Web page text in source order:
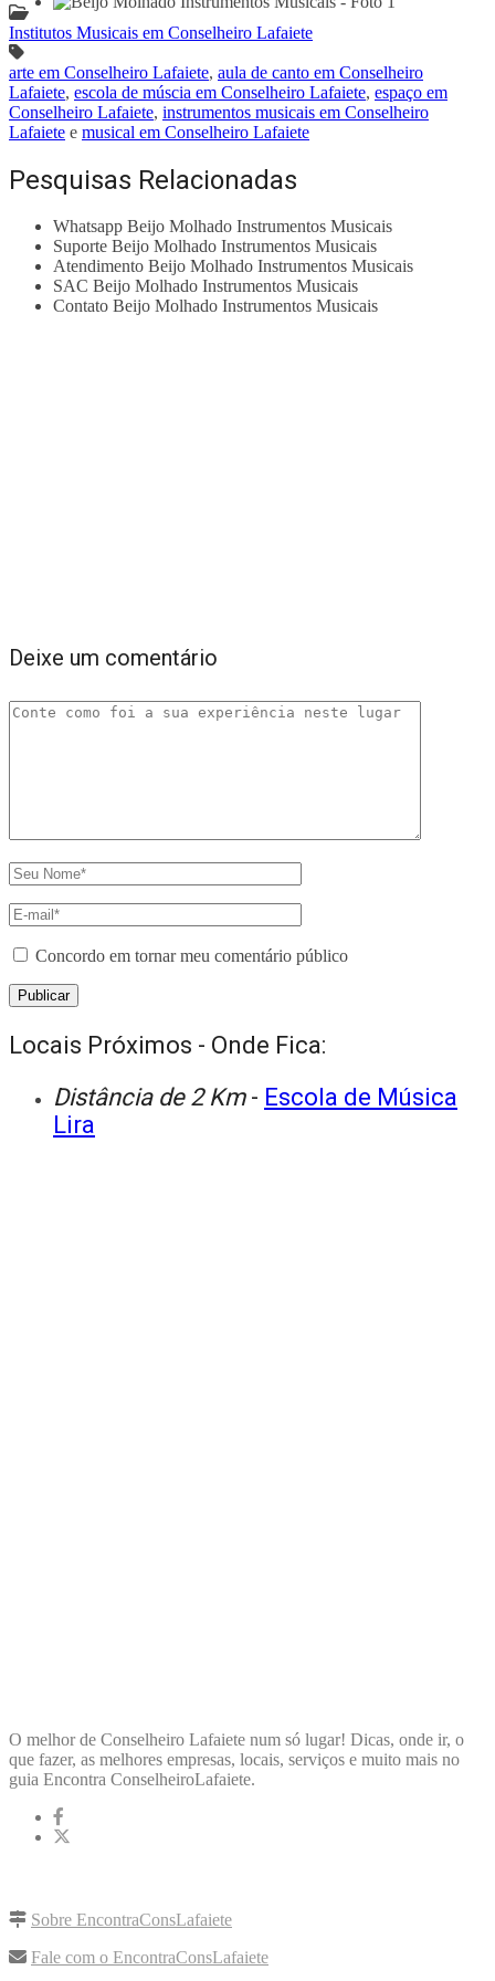
Institutos Musicais em Conselheiro Lafaiete
arte em Conselheiro Lafaiete, aula de canto em Conselheiro
Lafaiete, escola de múscia em Conselheiro Lafaiete, espaço em
Conselheiro Lafaiete, instrumentos musicais em Conselheiro
Lafaiete e musical em Conselheiro Lafaiete
Pesquisas Relacionadas
Whatsapp Beijo Molhado Instrumentos Musicais
Suporte Beijo Molhado Instrumentos Musicais
Atendimento Beijo Molhado Instrumentos Musicais
SAC Beijo Molhado Instrumentos Musicais
Contato Beijo Molhado Instrumentos Musicais
Deixe um comentário
Concordo em tornar meu comentário público
Locais Próximos - Onde Fica:
Distância de 2 Km - Escola de Música
Lira
O melhor de Conselheiro Lafaiete num só lugar! Dicas, onde ir, o
que fazer, as melhores empresas, locais, serviços e muito mais no
guia Encontra ConselheiroLafaiete.
Sobre EncontraConsLafaiete
Fale com o EncontraConsLafaiete